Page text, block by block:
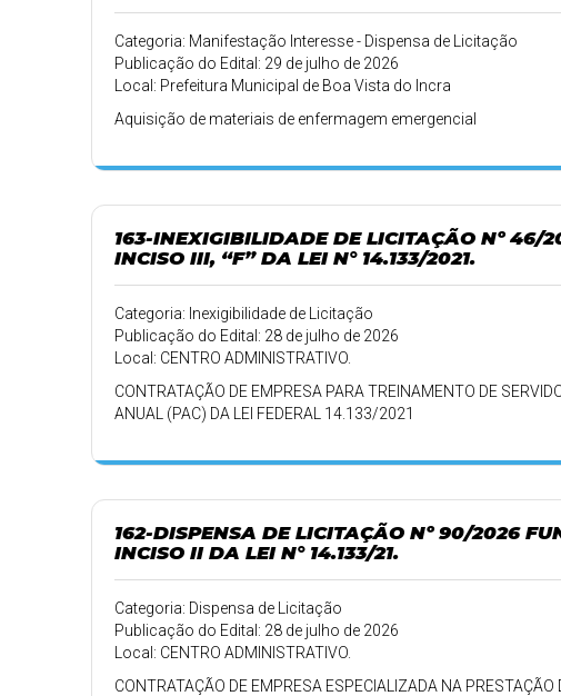
Categoria: Manifestação Interesse - Dispensa de Licitação
Publicação do Edital: 29 de julho de 2026
Local: Prefeitura Municipal de Boa Vista do Incra
Aquisição de materiais de enfermagem emergencial
163-INEXIGIBILIDADE DE LICITAÇÃO Nº 46/
INCISO III, “F” DA LEI N° 14.133/2021.
Categoria: Inexigibilidade de Licitação
Publicação do Edital: 28 de julho de 2026
Local: CENTRO ADMINISTRATIVO.
CONTRATAÇÃO DE EMPRESA PARA TREINAMENTO DE
ANUAL (PAC) DA LEI FEDERAL 14.133/2021
162-DISPENSA DE LICITAÇÃO Nº 90/2026
INCISO II DA LEI N° 14.133/21.
Categoria: Dispensa de Licitação
Publicação do Edital: 28 de julho de 2026
Local: CENTRO ADMINISTRATIVO.
CONTRATAÇÃO DE EMPRESA ESPECIALIZADA NA